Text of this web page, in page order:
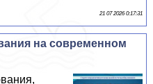
21 07 2026 0:17:31
на современном